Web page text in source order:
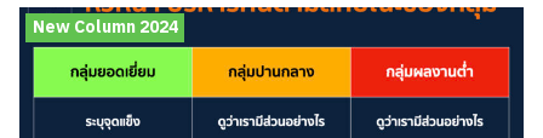
New Column 2024